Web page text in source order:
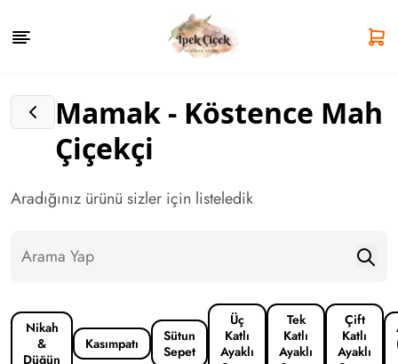
Mamak - Köstence Mah
Çiçekçi
Aradığınız ürünü sizler için listeledik
Nikah
&
Düğün
Kasımpatı
Sütun
Sepet
Üç
Katlı
Ayaklı
Tek
Katlı
Ayaklı
Çift
Katlı
Ayaklı